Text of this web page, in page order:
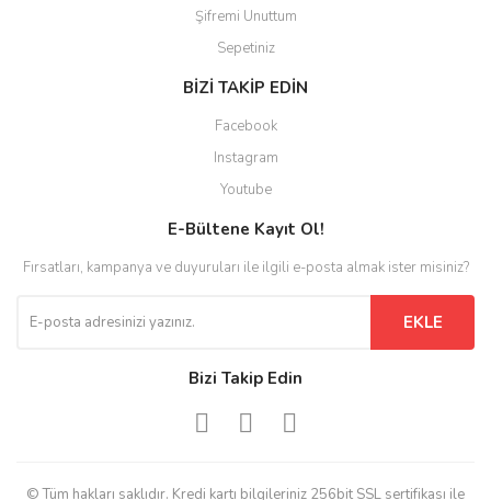
Şifremi Unuttum
Sepetiniz
BİZİ TAKİP EDİN
Facebook
Instagram
Youtube
E-Bültene Kayıt Ol!
Fırsatları, kampanya ve duyuruları ile ilgili e-posta almak ister misiniz?
EKLE
Bizi Takip Edin
© Tüm hakları saklıdır. Kredi kartı bilgileriniz 256bit SSL sertifikası ile